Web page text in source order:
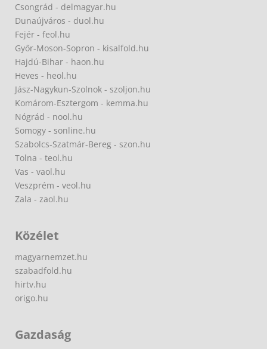
Csongrád - delmagyar.hu
Dunaújváros - duol.hu
Fejér - feol.hu
Győr-Moson-Sopron - kisalfold.hu
Hajdú-Bihar - haon.hu
Heves - heol.hu
Jász-Nagykun-Szolnok - szoljon.hu
Komárom-Esztergom - kemma.hu
Nógrád - nool.hu
Somogy - sonline.hu
Szabolcs-Szatmár-Bereg - szon.hu
Tolna - teol.hu
Vas - vaol.hu
Veszprém - veol.hu
Zala - zaol.hu
Közélet
magyarnemzet.hu
szabadfold.hu
hirtv.hu
origo.hu
Gazdaság